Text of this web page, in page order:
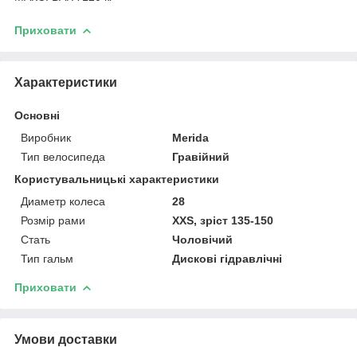
Приховати
Характеристики
Основні
Виробник
Merida
Тип велосипеда
Гравійний
Користувальницькі характеристики
Диаметр колеса
28
Розмір рами
XXS, зріст 135-150
Стать
Чоловічий
Тип гальм
Дискові гідравлічні
Приховати
Умови доставки